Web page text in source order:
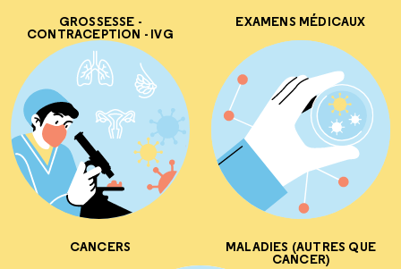
GROSSESSE -
CONTRACEPTION - IVG
EXAMENS MÉDICAUX
CANCERS MALADIES (AUTRES QUE
CANCER)